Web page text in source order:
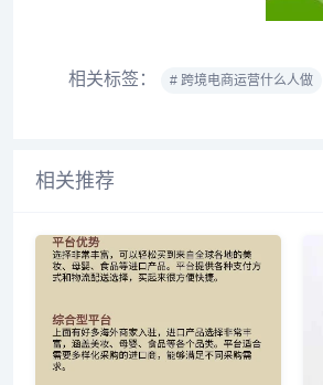
相关标签： # 跨境电商运营什么人做
相关推荐